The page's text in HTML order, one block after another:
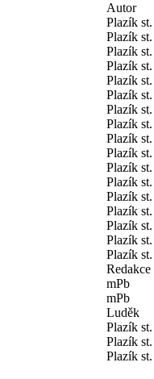
Autor
Plazík st.
Plazík st.
Plazík st.
Plazík st.
Plazík st.
Plazík st.
Plazík st.
Plazík st.
Plazík st.
Plazík st.
Plazík st.
Plazík st.
Plazík st.
Plazík st.
Plazík st.
Plazík st.
Plazík st.
Redakce
mPb
mPb
Luděk
Plazík st.
Plazík st.
Plazík st.